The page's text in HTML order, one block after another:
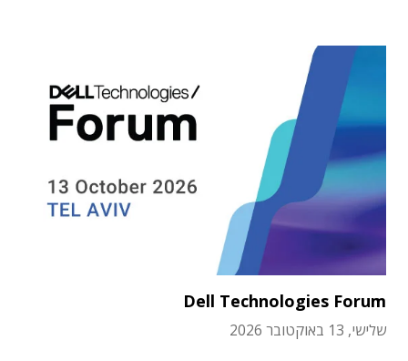
Dell Technologies Forum
שלישי, 13 באוקטובר 2026